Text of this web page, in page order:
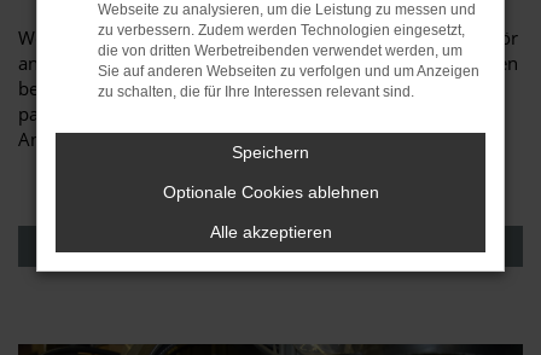
Weiter bieten wir ein umfangreiches Sortiment von Zubehör
an. Von der Anhängerkupplung bis zur Dachbox, Sie werden
bei uns optimal beraten und können sicher sein, das
passende Teil zu erhalten. Auch sind wir Ihr
Ansprechpartner im Bereich Fahrradträgersysteme!
Vereinbaren Sie einen Termin mit unserem Service-Team!
Webseite zu analysieren, um die Leistung zu messen und
zu verbessern. Zudem werden Technologien eingesetzt,
die von dritten Werbetreibenden verwendet werden, um
Sie auf anderen Webseiten zu verfolgen und um Anzeigen
zu schalten, die für Ihre Interessen relevant sind.
Speichern
Optionale Cookies ablehnen
Alle akzeptieren